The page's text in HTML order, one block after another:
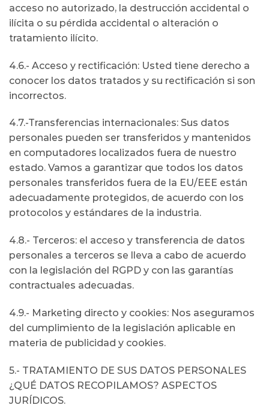
acceso no autorizado, la destrucción accidental o
ilícita o su pérdida accidental o alteración o
tratamiento ilícito.
4.6.- Acceso y rectificación: Usted tiene derecho a
conocer los datos tratados y su rectificación si son
incorrectos.
4.7.-Transferencias internacionales: Sus datos
personales pueden ser transferidos y mantenidos
en computadores localizados fuera de nuestro
estado. Vamos a garantizar que todos los datos
personales transferidos fuera de la EU/EEE están
adecuadamente protegidos, de acuerdo con los
protocolos y estándares de la industria.
4.8.- Terceros: el acceso y transferencia de datos
personales a terceros se lleva a cabo de acuerdo
con la legislación del RGPD y con las garantías
contractuales adecuadas.
4.9.- Marketing directo y cookies: Nos aseguramos
del cumplimiento de la legislación aplicable en
materia de publicidad y cookies.
5.- TRATAMIENTO DE SUS DATOS PERSONALES
¿QUÉ DATOS RECOPILAMOS? ASPECTOS
JURÍDICOS.